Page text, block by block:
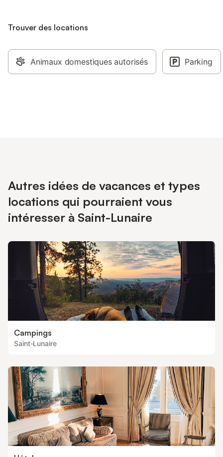
Trouver des locations
Animaux domestiques autorisés Parking
Autres idées de vacances et types
locations qui pourraient vous
intéresser à Saint-Lunaire
Campings
Saint-Lunaire